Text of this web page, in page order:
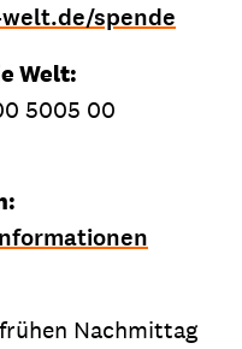
spende
Welt:
5005 00
Nachmittag